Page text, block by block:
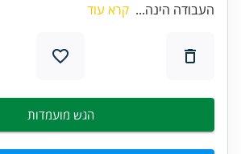
העבודה הינה... קרא עוד
הגש מועמדות